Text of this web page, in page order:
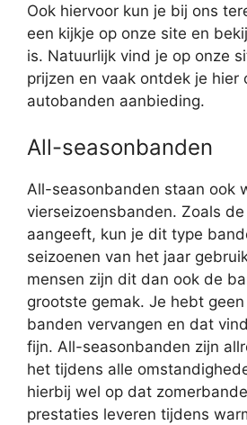
Ook hiervoor kun je bij ons
een kijkje op onze site en
is. Natuurlijk vind je op onze
prijzen en vaak ontdek je hier
autobanden aanbieding.
All-seasonbanden
All-seasonbanden staan ook
vierseizoensbanden. Zoals
aangeeft, kun je dit type
seizoenen van het jaar
mensen zijn dit dan ook de
grootste gemak. Je hebt
banden vervangen en dat
fijn. All-seasonbanden zijn
het tijdens alle
hierbij wel op dat
prestaties leveren tijdens